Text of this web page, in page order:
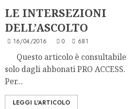
LE INTERSEZIONI
DELL’ASCOLTO
16/04/2016 0 681
Questo articolo è consultabile
solo dagli abbonati PRO ACCESS.
Per...
LEGGI L'ARTICOLO